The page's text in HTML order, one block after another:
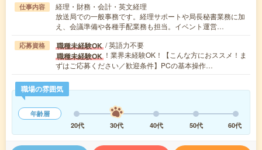
仕事内容
経理・財務・会計・英文経理
放送局での一般事務です。経理サポートや局長秘書業務に加
え、会議準備や各種手配業務も担当。イベント運営…
応募資格 職種未経験OK / 英語力不要
職種未経験OK ！業界未経験OK！【こんな方におススメ！ま
ずはご応募ください／歓迎条件】PCの基本操作…
職場の雰囲気
年齢層
20代
30代 40代 50代 60代